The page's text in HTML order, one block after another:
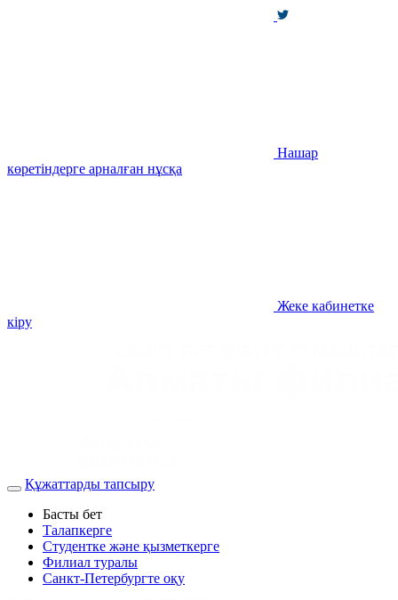
Нашар
көретіндерге арналған нұсқа
Жеке кабинетке
кіру
Құжаттарды тапсыру
Басты бет
Талапкерге
Студентке және қызметкерге
Филиал туралы
Санкт-Петербургте оқу